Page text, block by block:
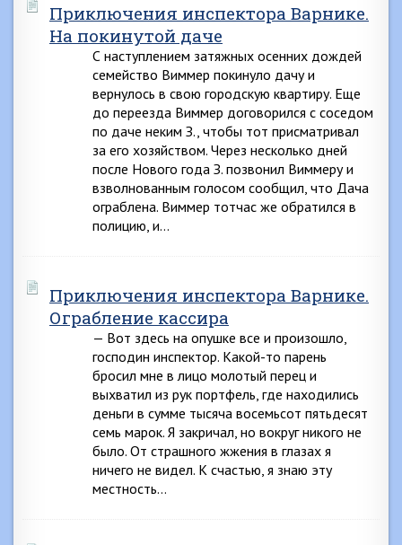
Приключения инспектора Варнике.
На покинутой даче
С наступлением затяжных осенних дождей
семейство Виммер покинуло дачу и
вернулось в свою городскую квартиру. Еще
до переезда Виммер договорился с соседом
по даче неким З., чтобы тот присматривал
за его хозяйством. Через несколько дней
после Нового года З. позвонил Виммеру и
взволнованным голосом сообщил, что Дача
ограблена. Виммер тотчас же обратился в
полицию, и…
Приключения инспектора Варнике.
Ограбление кассира
— Вот здесь на опушке все и произошло,
господин инспектор. Какой-то парень
бросил мне в лицо молотый перец и
выхватил из рук портфель, где находились
деньги в сумме тысяча восемьсот пятьдесят
семь марок. Я закричал, но вокруг никого не
было. От страшного жжения в глазах я
ничего не видел. К счастью, я знаю эту
местность…